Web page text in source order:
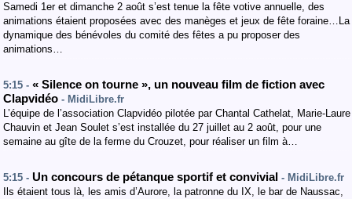
Samedi 1er et dimanche 2 août s’est tenue la fête votive annuelle, des
animations étaient proposées avec des manèges et jeux de fête foraine…La
dynamique des bénévoles du comité des fêtes a pu proposer des
animations…
5:15 - « Silence on tourne », un nouveau film de fiction avec
Clapvidéo - MidiLibre.fr
L’équipe de l’association Clapvidéo pilotée par Chantal Cathelat, Marie-Laure
Chauvin et Jean Soulet s’est installée du 27 juillet au 2 août, pour une
semaine au gîte de la ferme du Crouzet, pour réaliser un film à…
5:15 - Un concours de pétanque sportif et convivial - MidiLibre.fr
Ils étaient tous là, les amis d’Aurore, la patronne du IX, le bar de Naussac,